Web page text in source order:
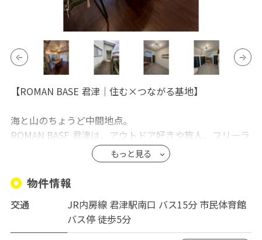
【ROMAN BASE 君津｜住む×つながる基地】
海と山のちょうど中間地点。
ROMAN BASE 君津は、アウトドア好きや旅人、フリーラ
ンスが集まる“秘密基地型”シェアハウスです。
君津駅からバスで15分、「市民体育館」バス停から徒歩5
分。自然にアクセスしやすく、休日は海へ、山へ、その
まま遊びに行ける立地。趣味を全力で楽しみたい人にぴ
ったりの拠点です。
もっと見る
物件情報
交通
JR内房線 君津駅南口 バス15分 市民体育館
バス停 徒歩5分